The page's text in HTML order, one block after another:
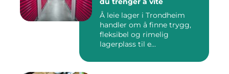
Å leie lager i Trondheim
handler om å finne trygg,
fleksibel og rimelig
lagerplass til e...